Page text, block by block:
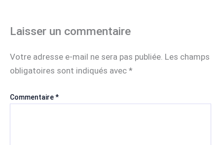
Laisser un commentaire
Votre adresse e-mail ne sera pas publiée. Les champs
obligatoires sont indiqués avec *
Commentaire*